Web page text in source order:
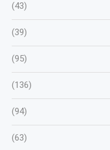
(43)
(39)
(95)
(136)
(94)
(63)